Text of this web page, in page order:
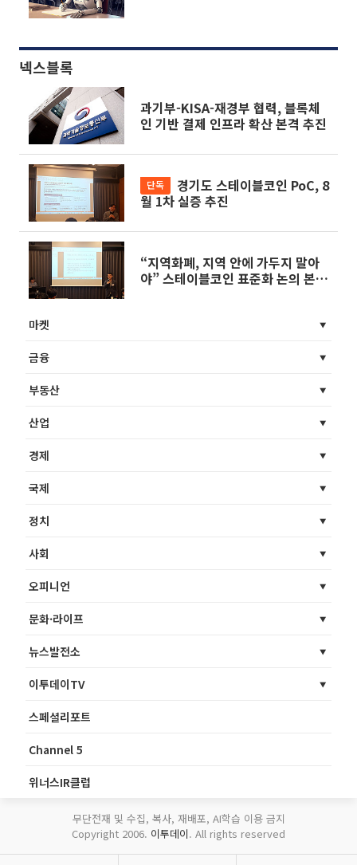
넥스블록
과기부-KISA-재경부 협력, 블록체
인 기반 결제 인프라 확산 본격 추진
단독
월 1차 실증 추진
“지역화폐, 지역 안에 가두지 말아
야” 스테이블코인 표준화 논의 본격
마켓
금융
부동산
산업
경제
국제
정치
사회
오피니언
문화·라이프
뉴스발전소
이투데이TV
스페셜리포트
Channel 5
위너스IR클럽
무단전재 및 수집, 복사, 재배포, AI학습 이용 금지
Copyright 2006. 이투데이. All rights reserved